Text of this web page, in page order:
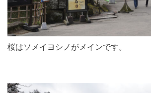
桜はソメイヨシノがメインです。